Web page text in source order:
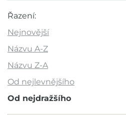
Outlet
Doporučujeme
Řazení:
Nejnovější
Názvu A-Z
Názvu Z-A
Od nejlevnějšího
Od nejdražšího